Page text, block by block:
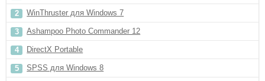
WinThruster для Windows 7
Ashampoo Photo Commander 12
DirectX Portable
SPSS для Windows 8